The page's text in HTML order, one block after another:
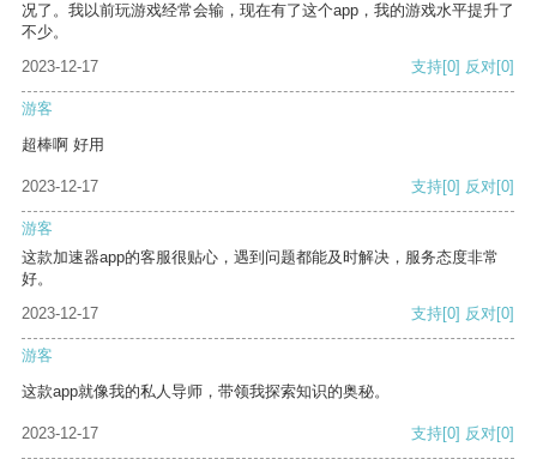
况了。我以前玩游戏经常会输，现在有了这个app，我的游戏水平提升了
不少。
2023-12-17
支持[0] 反对[0]
游客
超棒啊 好用
2023-12-17 支持[0] 反对[0]
游客
这款加速器app的客服很贴心，遇到问题都能及时解决，服务态度非常
好。
2023-12-17
支持[0] 反对[0]
游客
这款app就像我的私人导师，带领我探索知识的奥秘。
2023-12-17 支持[0] 反对[0]